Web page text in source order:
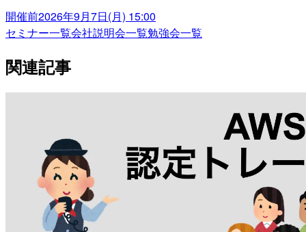
開催前2026年9月7日(月) 15:00
セミナー一覧会社説明会一覧勉強会一覧
関連記事